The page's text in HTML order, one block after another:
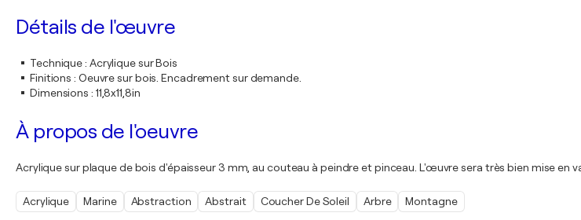
Détails de l'œuvre
Technique: Acrylique sur Bois
Finitions : Oeuvre sur bois. Encadrement sur demande.
Dimensions : 11,8x11,8in
À propos de l'oeuvre
Acrylique sur plaque de bois d'épaisseur 3 mm, au couteau à peindre et pinceau. L'œuvre sera très bien mise en
Acrylique Marine Abstraction Abstrait Coucher De Soleil Arbre Montagne